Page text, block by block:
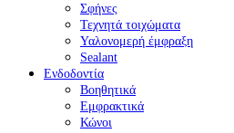
Σφήνες
Τεχνητά τοιχώματα
Υαλονομερή έμφραξη
Sealant
Ενδοδοντία
Βοηθητικά
Εμφρακτικά
Κώνοι